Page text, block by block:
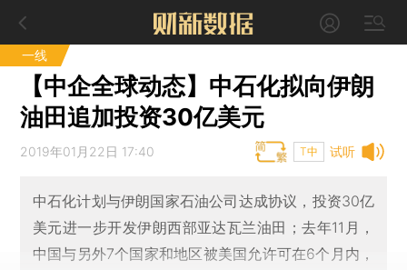
一线
【中企全球动态】中石化拟向伊朗
油田追加投资30亿美元
试听
2019年01月22日 17:40 T中
中石化计划与伊朗国家石油公司达成协议，投资30亿
美元进一步开发伊朗西部亚达瓦兰油田；去年11月，
中国与另外7个国家和地区被美国允许可在6个月内，